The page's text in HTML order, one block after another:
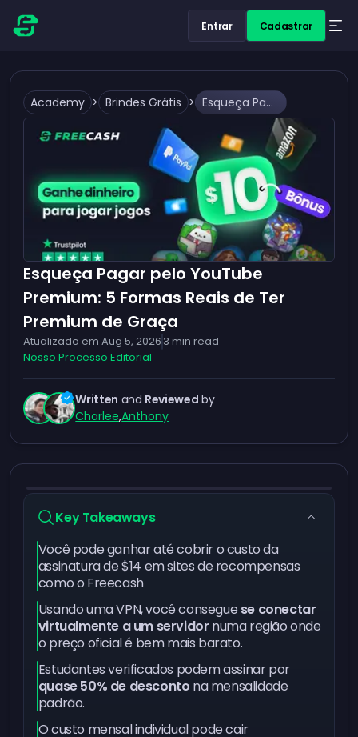
Entrar Cadastrar
Academy > Brindes Grátis > Esqueça Pagar pelo YouTube Premium: 5 Formas Reais de Ter Premium de Graça
Esqueça Pagar pelo YouTube
Premium: 5 Formas Reais de Ter
Premium de Graça
Atualizado em Aug 5, 2026 3 min read
Nosso Processo Editorial
Written and Reviewed by
Charlee,Anthony
Key Takeaways
Você pode ganhar até cobrir o custo da
assinatura de $14 em sites de recompensas
como o Freecash
Usando uma VPN, você consegue se conectar
virtualmente a um servidor numa região onde
o preço oficial é bem mais barato.
Estudantes verificados podem assinar por
quase 50% de desconto na mensalidade
padrão.
O custo mensal individual pode cair